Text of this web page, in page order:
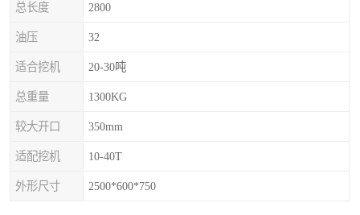
总长度 2800
油压 32
适合挖机 20-30吨
总重量 1300KG
较大开口 350mm
适配挖机 10-40T
外形尺寸 2500*600*750